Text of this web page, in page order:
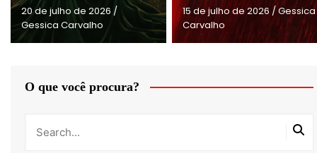
20 de julho de 2026 /
Gessica Carvalho
15 de julho de 2026/Gessica
Carvalho
O que você procura?